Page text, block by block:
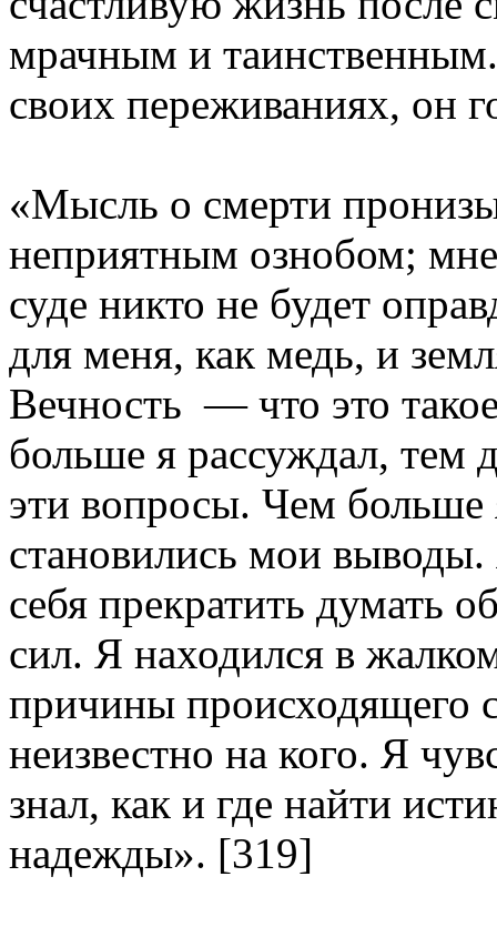
мрачным и
своих переживаниях, он
«Мысль о смерти
неприятным ознобом;
суде никто не будет
для меня, как медь, и
Вечность — что это
больше я рассуждал, тем
эти вопросы. Чем больше
становились мои
себя прекратить думать
сил. Я находился в
причины происходящего
неизвестно на кого. Я
знал, как и где найти
надежды». [319]